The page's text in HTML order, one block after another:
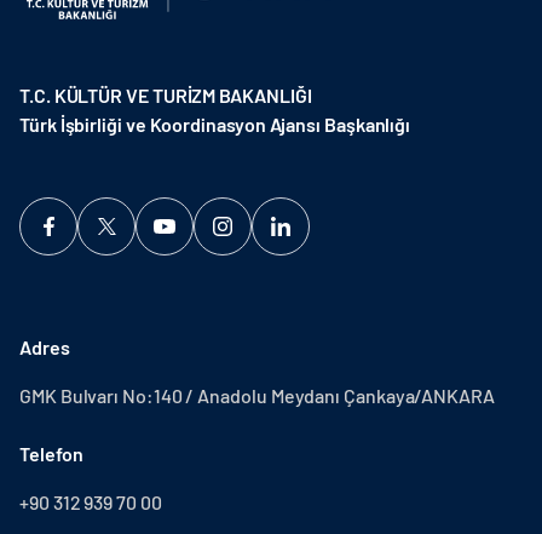
T.C. KÜLTÜR VE TURİZM BAKANLIĞI
Türk İşbirliği ve Koordinasyon Ajansı Başkanlığı
Adres
GMK Bulvarı No:140 / Anadolu Meydanı Çankaya/ANKARA
Telefon
+90 312 939 70 00